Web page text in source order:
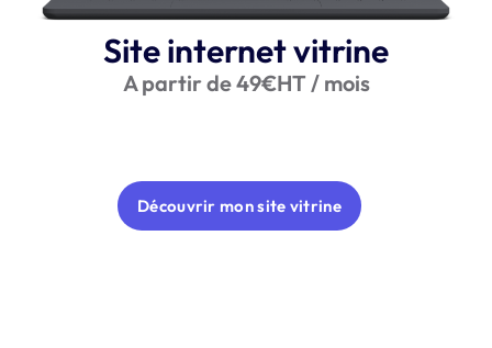
Site internet vitrine
A partir de 49€HT / mois
Découvrir mon site vitrine